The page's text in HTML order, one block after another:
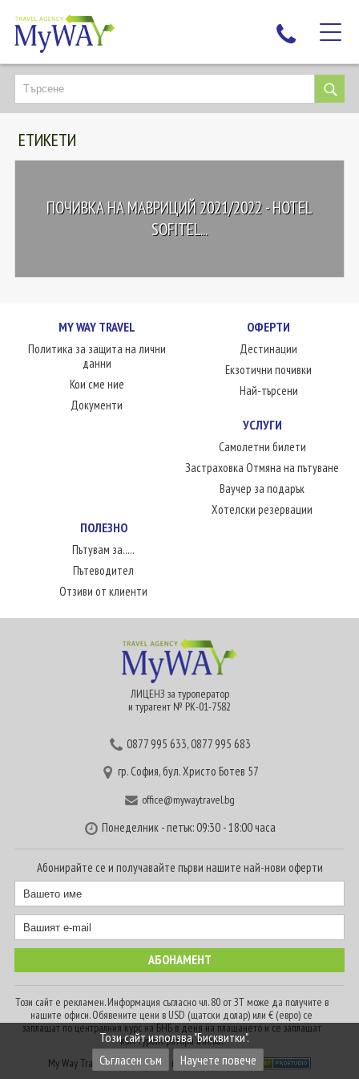
НАЙ-ТЪРСЕНИ
ДЕСТИНАЦИИ
ЕКЗОТИЧНИ ПОЧИВКИ
ЛЮБОПИТНО
КОНТАКТИ
ЕТИКЕТИ
ПОЧИВКА НА МАВРИЦИЙ 2021/2022 - HOTEL
SOFITEL...
MY WAY TRAVEL
Политика за защита на лични
данни
Кои сме ние
Документи
ОФЕРТИ
Дестинации
Екзотични почивки
Най-търсени
УСЛУГИ
Самолетни билети
Застраховка Отмяна на пътуване
Ваучер за подарък
Хотелски резервации
ПОЛЕЗНО
Пътувам за.....
Пътеводител
Отзиви от клиенти
ЛИЦЕНЗ за туроператор
и турагент № РК-01-7582
0877 995 633,0877 995 683
гр. София, бул. Христо Ботев 57
office@mywaytravel.bg
Понеделник - петък: 09:30 - 18:00 часа
Абонирайте се и получавайте първи нашите най-нови оферти
Този сайт е рекламен. Информация съгласно чл. 80 от ЗТ може да получите в
нашите офиси. Обявените цени в USD (щатски долар) или € (евро) се
заплащат по централния курс на БНБ в деня на плащането и се заплащат
към туроператора в лева.
My Way Travel © 2016. Всички права запазени
Този сайт използва "Бисквитки".
Съгласен съм
Научете повече